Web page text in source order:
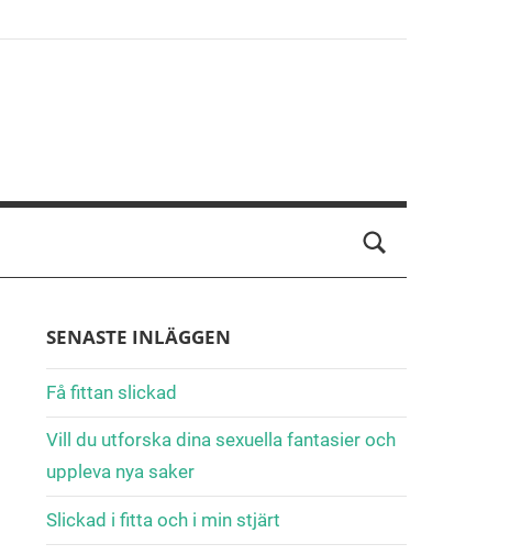
SENASTE INLÄGGEN
Få fittan slickad
Vill du utforska dina sexuella fantasier och
uppleva nya saker
Slickad i fitta och i min stjärt